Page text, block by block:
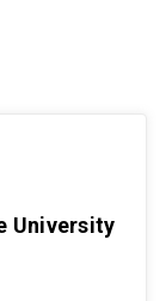
University